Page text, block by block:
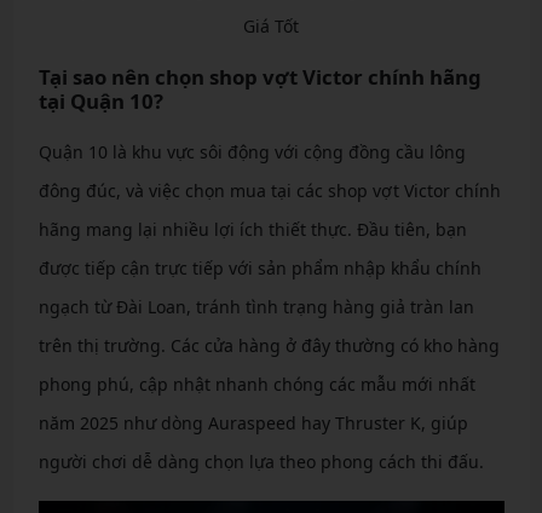
Giá Tốt
Tại sao nên chọn shop vợt Victor chính hãng
tại Quận 10?
Quận 10 là khu vực sôi động với cộng đồng cầu lông
đông đúc, và việc chọn mua tại các shop vợt Victor chính
hãng mang lại nhiều lợi ích thiết thực. Đầu tiên, bạn
được tiếp cận trực tiếp với sản phẩm nhập khẩu chính
ngạch từ Đài Loan, tránh tình trạng hàng giả tràn lan
trên thị trường. Các cửa hàng ở đây thường có kho hàng
phong phú, cập nhật nhanh chóng các mẫu mới nhất
năm 2025 như dòng Auraspeed hay Thruster K, giúp
người chơi dễ dàng chọn lựa theo phong cách thi đấu.